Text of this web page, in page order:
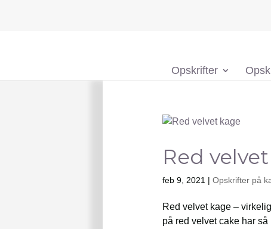
Opskrifter
Red
feb 9, 2021 | Opskrifter på
Red velvet kage –
på red velvet cake har